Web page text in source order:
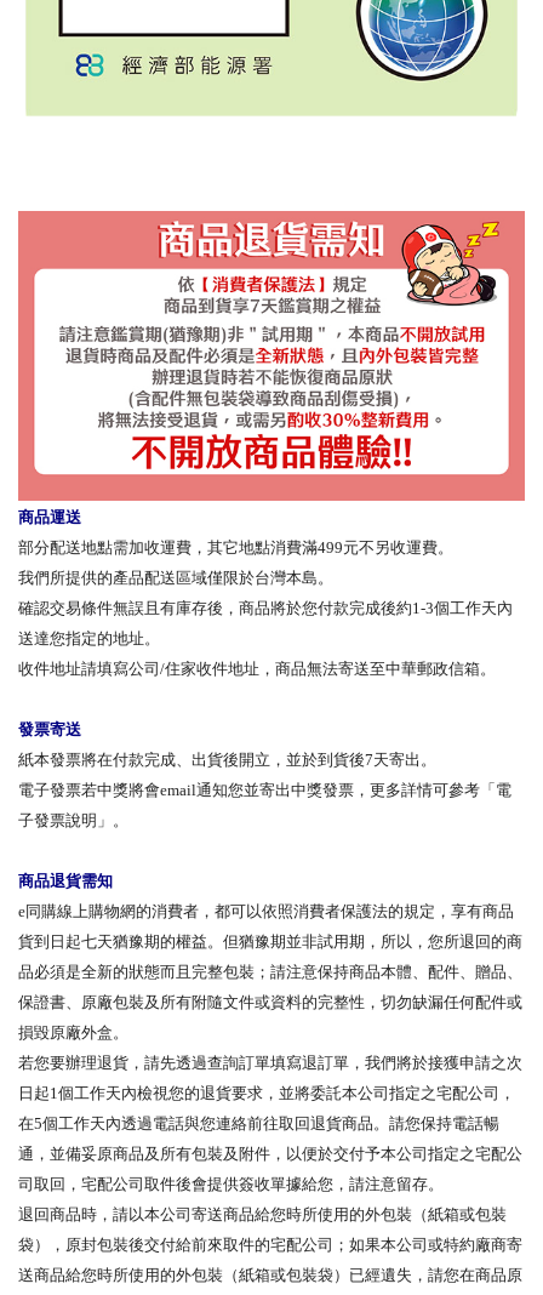
商品運送
部分配送地點需加收運費，其它地點消費滿499元不另收運費。
我們所提供的產品配送區域僅限於台灣本島。
確認交易條件無誤且有庫存後，商品將於您付款完成後約1-3個工作天內
送達您指定的地址。
收件地址請填寫公司/住家收件地址，商品無法寄送至中華郵政信箱。
發票寄送
紙本發票將在付款完成、出貨後開立，並於到貨後7天寄出。
電子發票若中獎將會email通知您並寄出中獎發票，更多詳情可參考「電
子發票說明」。
商品退貨需知
e同購線上購物網的消費者，都可以依照消費者保護法的規定，享有商品
貨到日起七天猶豫期的權益。但猶豫期並非試用期，所以，您所退回的商
品必須是全新的狀態而且完整包裝；請注意保持商品本體、配件、贈品、
保證書、原廠包裝及所有附隨文件或資料的完整性，切勿缺漏任何配件或
損毀原廠外盒。
若您要辦理退貨，請先透過查詢訂單填寫退訂單，我們將於接獲申請之次
日起1個工作天內檢視您的退貨要求，並將委託本公司指定之宅配公司，
在5個工作天內透過電話與您連絡前往取回退貨商品。請您保持電話暢
通，並備妥原商品及所有包裝及附件，以便於交付予本公司指定之宅配公
司取回，宅配公司取件後會提供簽收單據給您，請注意留存。
退回商品時，請以本公司寄送商品給您時所使用的外包裝（紙箱或包裝
袋），原封包裝後交付給前來取件的宅配公司；如果本公司或特約廠商寄
送商品給您時所使用的外包裝（紙箱或包裝袋）已經遺失，請您在商品原